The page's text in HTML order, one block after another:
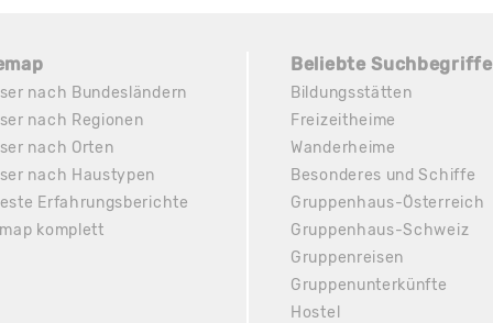
nach Bundesländern
nach Regionen
nach Orten
nach Haustypen
Erfahrungsberichte
komplett
Beliebte Suchbegriffe
Bildungsstätten
Freizeitheime
Wanderheime
Besonderes und Schiffe
Gruppenhaus-Österreich
Gruppenhaus-Schweiz
Gruppenreisen
Gruppenunterkünfte
Hostel